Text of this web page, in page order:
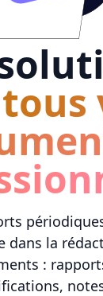
tous
dans la
: